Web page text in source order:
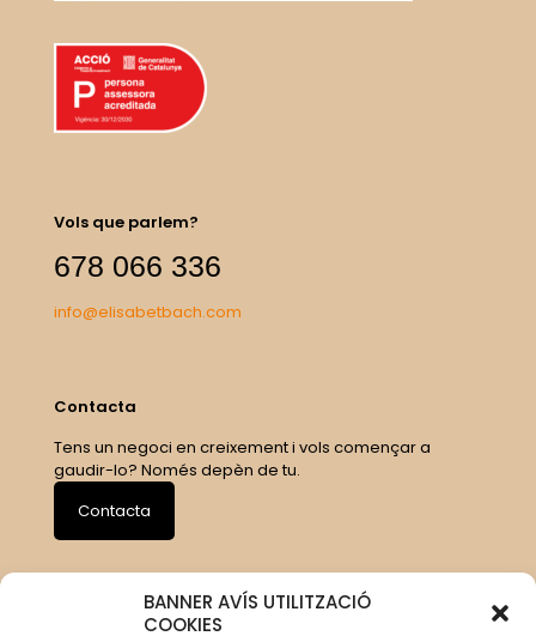
BANNER AVÍS UTILITZACIÓ
COOKIES
Vols que parlem?
678 066 336
info@elisabetbach.com
Contacta
Tens un negoci en creixement i vols començar a
gaudir-lo? Només depèn de tu.
Contacta